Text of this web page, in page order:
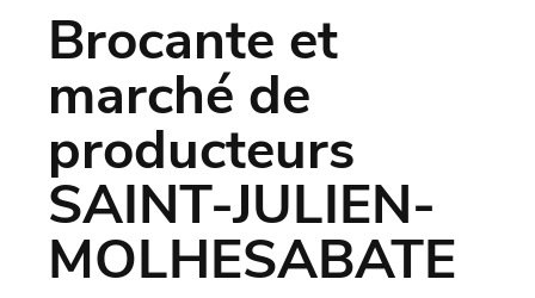
Brocante et
marché de
producteurs
SAINT-JULIEN-
MOLHESABATE